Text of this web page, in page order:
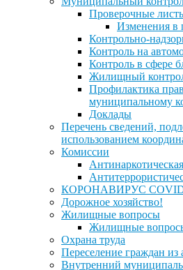
Проверочные
Изменения в
Контрольно-
Контроль на
Контроль в сфере
Жилищный
Профилактика
муниципальному
Доклады
Перечень сведений,
использованием
Комиссии
КОРОНАВИРУС
Дорожное хозяйство!
Жилищные вопросы
Жилищные
Охрана труда
Переселение граждан из
Внутренний